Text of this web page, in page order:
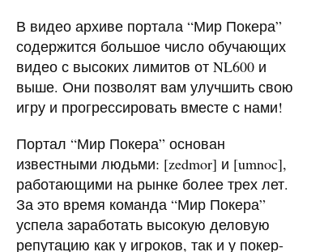
В видео архиве портала “Мир Покера”
содержится большое число обучающих
видео с высоких лимитов от NL600 и
выше. Они позволят вам улучшить свою
игру и прогрессировать вместе с нами!
Портал “Мир Покера” основан
известными людьми: [zedmor] и [umnoc],
работающими на рынке более трех лет.
За это время команда “Мир Покера”
успела заработать высокую деловую
репутацию как у игроков, так и у покер-